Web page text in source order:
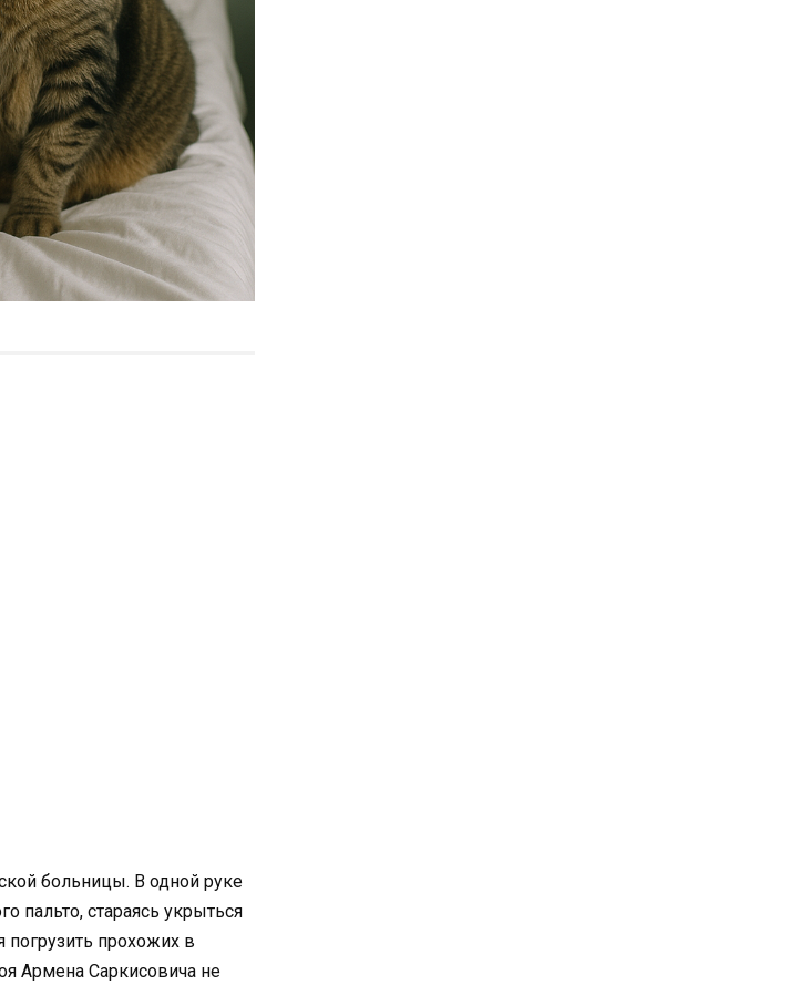
больницы. В одной руке
пальто, стараясь укрыться
прохожих в
Армена Саркисовича не